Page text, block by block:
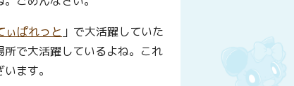
ぃぱれっと 」で大活躍していた
で大活躍しているよね。これ
ます。